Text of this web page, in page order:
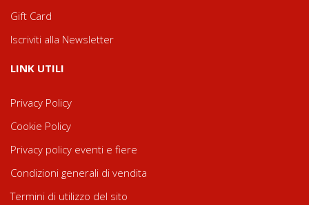
Gift Card
Iscriviti alla Newsletter
LINK UTILI
Privacy Policy
Cookie Policy
Privacy policy eventi e fiere
Condizioni generali di vendita
Termini di utilizzo del sito